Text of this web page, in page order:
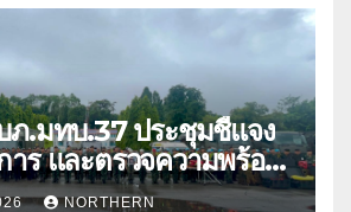
.มทบ.37 ประชุมชี้แจง
าร และตรวจความพร้อม
เทาสาธารณภัย
NORTHERN